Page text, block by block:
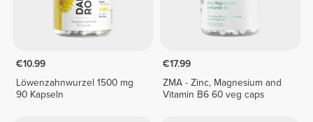
€10.99
Löwenzahnwurzel 1500 mg
90 Kapseln
€17.99
ZMA - Zinc, Magnesium and
Vitamin B6 60 veg caps